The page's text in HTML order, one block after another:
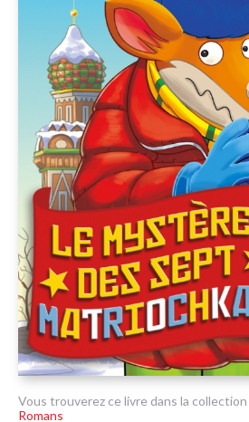
Vous trouverez ce livre dans la collection
Romans